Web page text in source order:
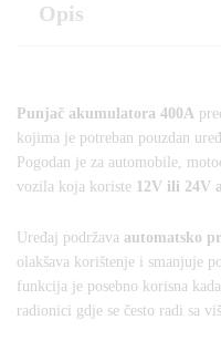
Opis
Punjač akumulatora 400A
kojima je potreban pouzdan
Pogodan je za automobile,
vozila koja koriste 12V ili 24V
Uređaj podržava automatsko
olakšava korištenje i smanjuje
funkcija je posebno korisna
radionici gdje se često radi sa